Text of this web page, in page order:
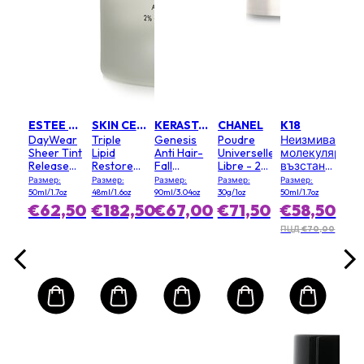
ESTEE LAUDER
DayWear
Sheer Tint
Release
Advanced
Multi-
Protection
Антиоксидантен
Размер:
50ml/1.7oz
€62,50
SKIN CEUTICALS
Triple
Lipid
Restore
2:4:2
Размер:
48ml/1.6oz
€182,50
KERASTASE
Genesis
Anti Hair-
Fall
Fortifying
Sérum
(Weakened
Hair,
Размер:
90ml/3.04oz
€67,00
CHANEL
Poudre
Universelle
Libre - 20
(Clair)
Размер:
30g/1oz
€71,50
K18
Неизмиваща
молекулярна
маска за
коса
Размер:
50ml/1.7oz
€58,50
ПЦД €70,00